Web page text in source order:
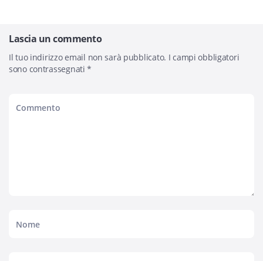
Lascia un commento
Il tuo indirizzo email non sarà pubblicato. I campi obbligatori
sono contrassegnati*